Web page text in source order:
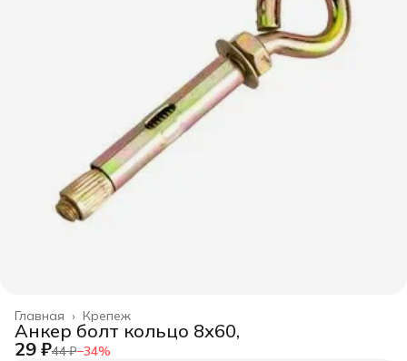
Крепеж
Главная ›
Анкер болт кольцо 8х60,
29 ₽44 ₽−34%